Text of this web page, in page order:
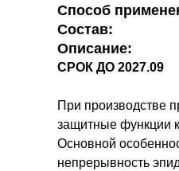
Способ
Состав:
Описание:
СРОК ДО 2027.09
При производстве
защитные функции
Основной
непрерывность